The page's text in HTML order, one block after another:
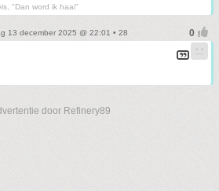
"Dan word ik haai"
13 december 2025 @ 22:01 • 28
door Refinery89